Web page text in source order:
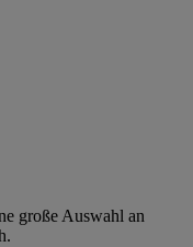
große Auswahl an